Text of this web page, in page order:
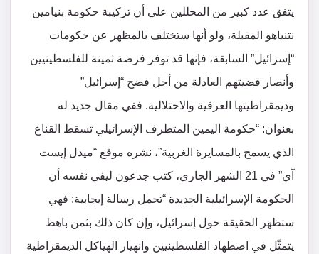
يتفق عدد كبير من المحللين على أن تركيبة حكومة بنيامين
نتنياهو المقبلة، ولو أنها ستختلف بالمظهر عن حكومات
“إسرائيل” السابقة، فإنها قد توفر فرصة ثمينة للفلسطينيين
وأنصار قضيتهم العادلة من أجل فضح “إسرائيل”
وديمقراطيتها العرقية والاحتلالية. ففي مقال جديد له
بعنوان: “حكومة اليمين المتطرف الإسرائيلي تسقط القناع
الذي يسمح بالمسايرة الغربية”، نشره موقع “ميدل إيست
آي” في 21 الشهر الجاري، كتب جدعون ليفي نفسه أن
الحكومة الإسرائيلية الجديدة “تحمل رسالة إيجابية: فهي
ستظهر الحقيقة حول إسرائيل، وإن كان ذلك بثمن باهظ
يتمثّل في اضطهاد الفلسطينيين وانهيار الهياكل الديمقراطية